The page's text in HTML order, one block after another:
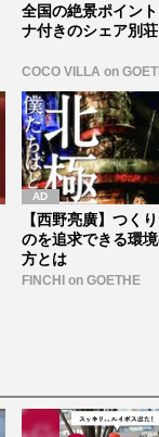
全国の絶景ポイン
ナ付きのシェア別
COCO VILLA on
【西野亮廣】つく
のを追求できる環
方とは
FINCHI on GOETHE